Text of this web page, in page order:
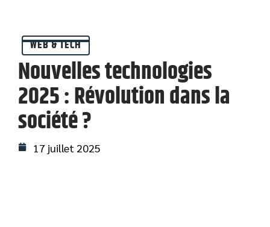
WEB & TECH
Nouvelles technologies
2025 : Révolution dans la
société ?
17 juillet 2025